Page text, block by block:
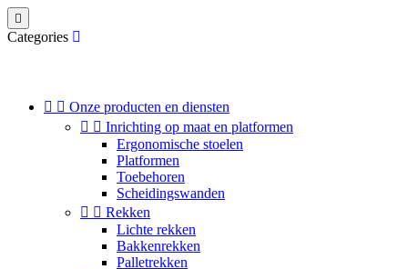

Categories
  Onze producten en diensten
  Inrichting op maat en platformen
Ergonomische stoelen
Platformen
Toebehoren
Scheidingswanden
  Rekken
Lichte rekken
Bakkenrekken
Palletrekken